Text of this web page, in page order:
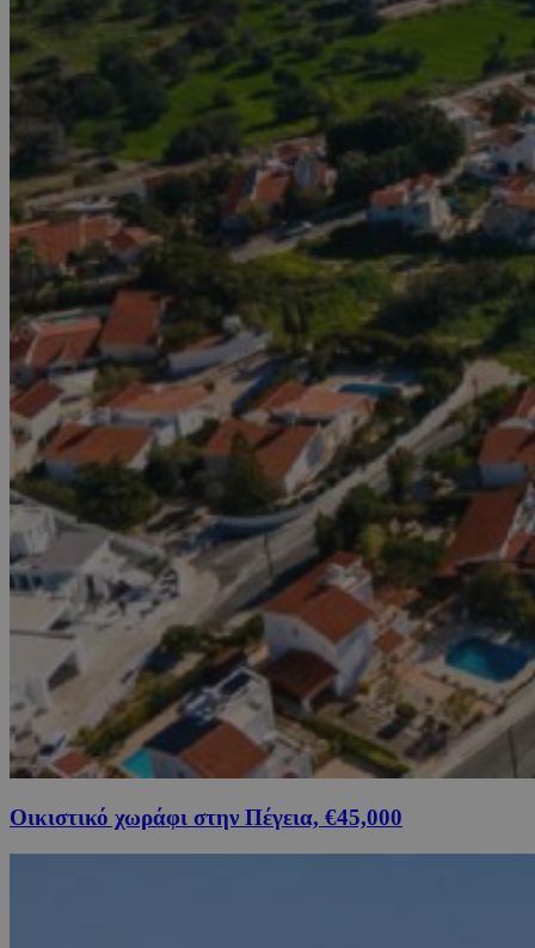
Οικιστικό χωράφι στην Πέγεια, €45,000